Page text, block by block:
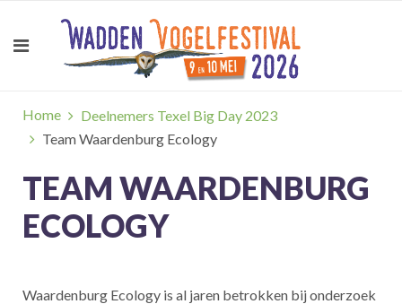
Home
Deelnemers Texel Big Day 2023
Team Waardenburg Ecology
TEAM WAARDENBURG
ECOLOGY
Waardenburg Ecology is al jaren betrokken bij onderzoek